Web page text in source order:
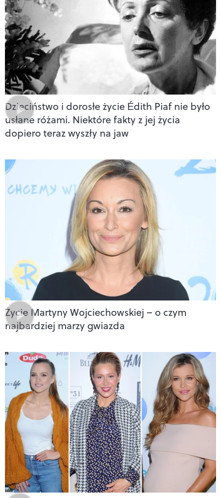
Dzieciństwo i dorosłe życie Édith Piaf nie było
usłane różami. Niektóre fakty z jej życia
dopiero teraz wyszły na jaw
Życie Martyny Wojciechowskiej – o czym
najbardziej marzy gwiazda